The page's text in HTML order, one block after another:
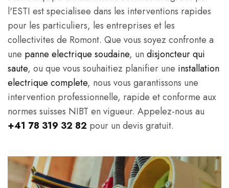
l'ESTI est specialisee dans les interventions rapides
pour les particuliers, les entreprises et les
collectivites de Romont. Que vous soyez confronte a
une panne electrique soudaine, un disjoncteur qui
saute, ou que vous souhaitiez planifier une installation
electrique complete, nous vous garantissons une
intervention professionnelle, rapide et conforme aux
normes suisses NIBT en vigueur. Appelez-nous au
+41 78 319 32 82 pour un devis gratuit.